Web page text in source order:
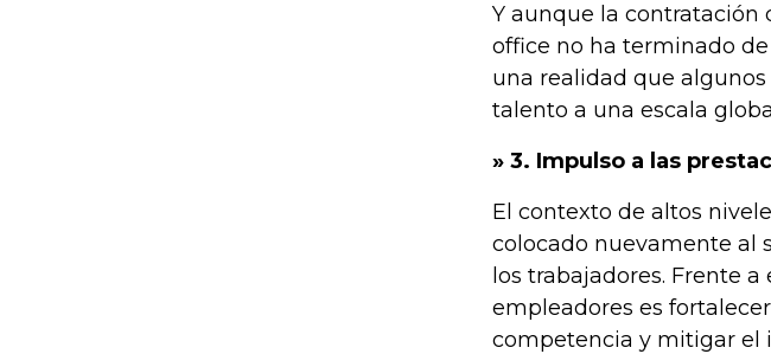
Y aunque la
office no ha terminado
una realidad que
talento a una escala
» 3. Impulso a las
El contexto de altos
colocado nuevamente al
los trabajadores. Frente
empleadores es
competencia y mitigar el